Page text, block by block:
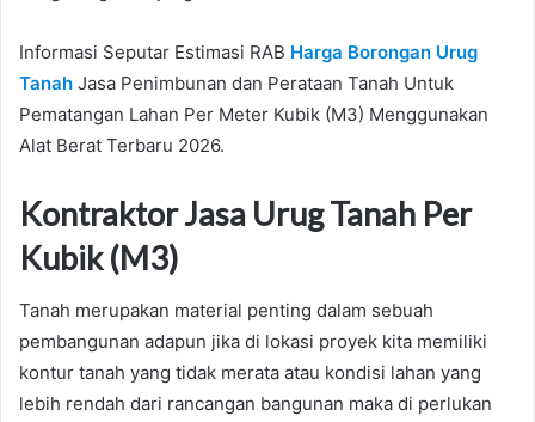
Informasi Seputar Estimasi RAB Harga Borongan Urug
Tanah Jasa Penimbunan dan Perataan Tanah Untuk
Pematangan Lahan Per Meter Kubik (M3) Menggunakan
Alat Berat Terbaru 2026.
Kontraktor Jasa Urug Tanah Per
Kubik (M3)
Tanah merupakan material penting dalam sebuah
pembangunan adapun jika di lokasi proyek kita memiliki
kontur tanah yang tidak merata atau kondisi lahan yang
lebih rendah dari rancangan bangunan maka di perlukan